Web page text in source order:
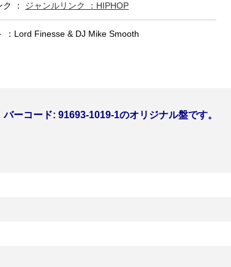
： ジャンルリンク ：HIPHOP
：Lord Finesse & DJ Mike Smooth
コード: 91693-1019-1のオリジナル盤です。